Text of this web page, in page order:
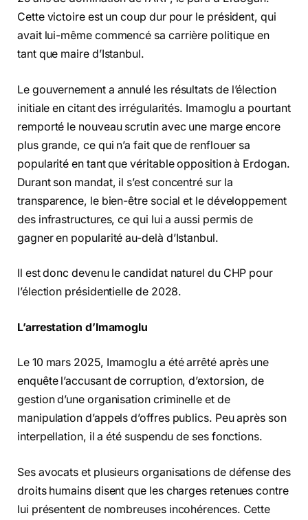
Cette victoire est un coup dur pour le président, qui
avait lui-même commencé sa carrière politique en
tant que maire d’Istanbul.
Le gouvernement a annulé les résultats de l’élection
initiale en citant des irrégularités. Imamoglu a pourtant
remporté le nouveau scrutin avec une marge encore
plus grande, ce qui n’a fait que de renflouer sa
popularité en tant que véritable opposition à Erdogan.
Durant son mandat, il s’est concentré sur la
transparence, le bien-être social et le développement
des infrastructures, ce qui lui a aussi permis de
gagner en popularité au-delà d’Istanbul.
Il est donc devenu le candidat naturel du CHP pour
l’élection présidentielle de 2028.
L’arrestation d’Imamoglu
Le 10 mars 2025, Imamoglu a été arrêté après une
enquête l’accusant de corruption, d’extorsion, de
gestion d’une organisation criminelle et de
manipulation d’appels d’offres publics. Peu après son
interpellation, il a été suspendu de ses fonctions.
Ses avocats et plusieurs organisations de défense des
droits humains disent que les charges retenues contre
lui présentent de nombreuses incohérences. Cette